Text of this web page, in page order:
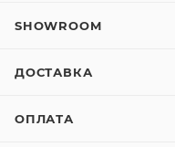
SHOWROOM
ДОСТАВКА
ОПЛАТА